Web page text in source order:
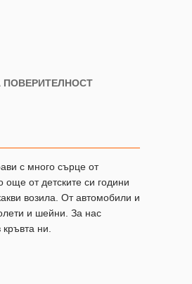
ПОВЕРИТЕЛНОСТ
с много сърце от
още от детските си години
возила. От автомобили и
и шейни. За нас
ни.